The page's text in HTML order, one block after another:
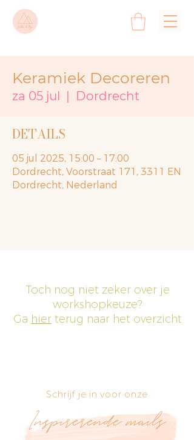
Keramiek Decoreren
za 05 jul
  |
Dordrecht
DETAILS
05 jul 2025, 15:00 – 17:00
Dordrecht, Voorstraat 171, 3311 EN
Dordrecht, Nederland
Toch nog niet zeker over je
workshopkeuze?
Ga hier terug naar het overzicht
Schrijf je in voor onze
Inspirerende mails